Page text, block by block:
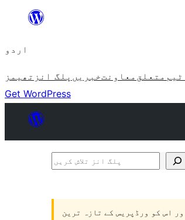
چھوڑیں
پر
اردو
تھیمز پلگ انز خبریںمعاونت متعلق
Get WordPress
پلگ
کریں
اس کو ورڈپریس کے تازہ ترین